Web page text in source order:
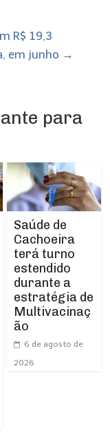
R$ 19,3
em junho →
para
Saúde de
Cachoeira
terá turno
estendido
durante a
estratégia de
Multivacinaç
ão
6 de agosto de
2026